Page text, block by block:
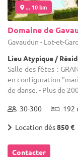
... 10 km
Domaine de
Gavaudun - Lot-et-
Lieu Atypique /
Salle des fêtes :
en configuration
de danse. - Plus de
30-300 192
Location dès850 €
Contacter